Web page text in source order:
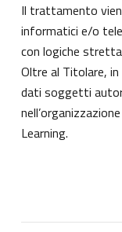
Il trattamento
informatici e/o
con logiche
Oltre al Titolare, in
dati soggetti
Learning.